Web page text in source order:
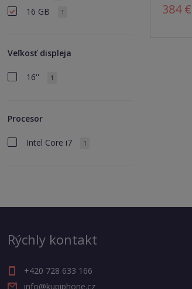
16 GB 1
Veľkosť displeja
16'' 1
Procesor
Intel Core i7 1
384 €
Rýchly kontakt
+420 728 633 166
info@kupiphone.cz